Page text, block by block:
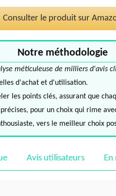
Consulter le produit sur
Notre méthodologie
méticuleuse de milliers d'avis
d'achat et d'utilisation.
les points clés, assurant que
pour un choix qui rime
vers le meilleur choix
Avis utilisateurs En